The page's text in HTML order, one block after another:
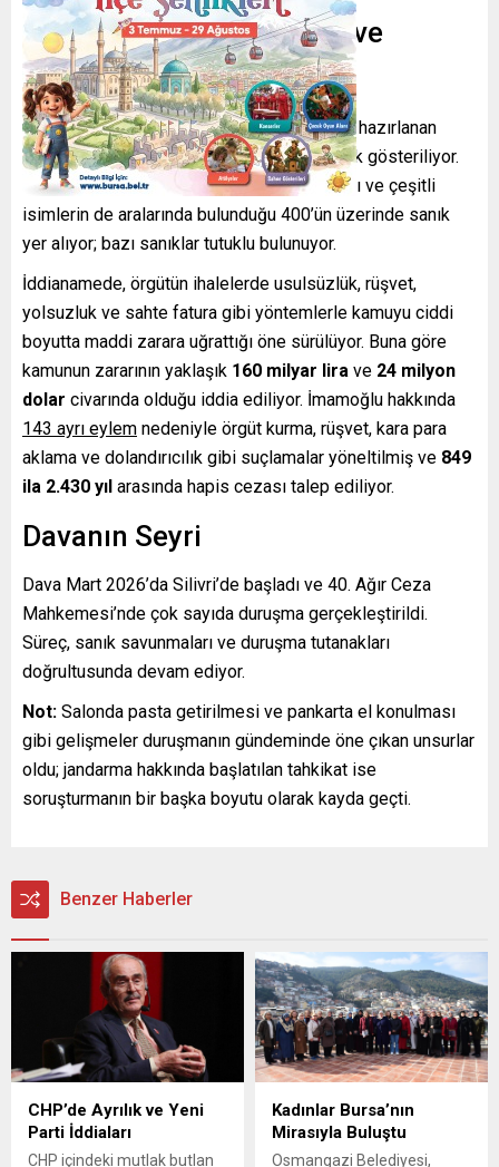
Davaya İlişkin İddianame ve
Suçlamalar
İstanbul Cumhuriyet Başsavcılığı tarafından hazırlanan
iddianamede İmamoğlu, örgütün lideri olarak gösteriliyor.
İddianamede belediye yetkilileri, iş insanları ve çeşitli
isimlerin de aralarında bulunduğu 400’ün üzerinde sanık
yer alıyor; bazı sanıklar tutuklu bulunuyor.
İddianamede, örgütün ihalelerde usulsüzlük, rüşvet,
yolsuzluk ve sahte fatura gibi yöntemlerle kamuyu ciddi
boyutta maddi zarara uğrattığı öne sürülüyor. Buna göre
kamunun zararının yaklaşık 160 milyar lira ve 24 milyon
dolar civarında olduğu iddia ediliyor. İmamoğlu hakkında
143 ayrı eylem nedeniyle örgüt kurma, rüşvet, kara para
aklama ve dolandırıcılık gibi suçlamalar yöneltilmiş ve 849
ila 2.430 yıl arasında hapis cezası talep ediliyor.
Davanın Seyri
Dava Mart 2026’da Silivri’de başladı ve 40. Ağır Ceza
Mahkemesi’nde çok sayıda duruşma gerçekleştirildi.
Süreç, sanık savunmaları ve duruşma tutanakları
doğrultusunda devam ediyor.
Not: Salonda pasta getirilmesi ve pankarta el konulması
gibi gelişmeler duruşmanın gündeminde öne çıkan unsurlar
oldu; jandarma hakkında başlatılan tahkikat ise
soruşturmanın bir başka boyutu olarak kayda geçti.
Benzer Haberler
CHP’de Ayrılık ve Yeni
Parti İddiaları
CHP içindeki mutlak butlan
Kadınlar Bursa’nın
Mirasıyla Buluştu
Osmangazi Belediyesi,